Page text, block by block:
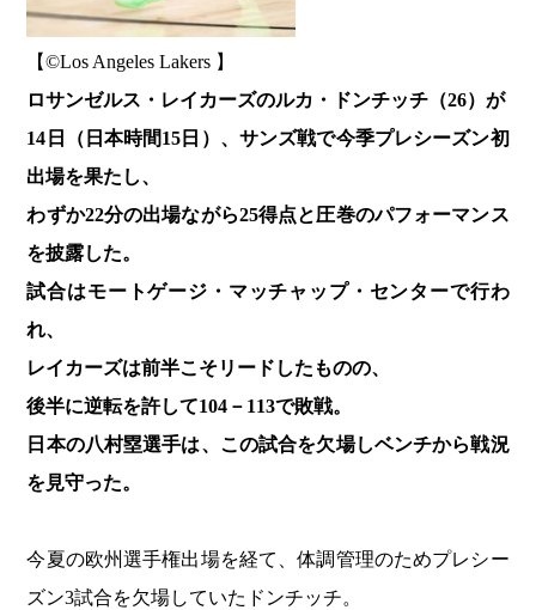
【©️Los Angeles Lakers 】
ロサンゼルス・レイカーズのルカ・ドンチッチ（26）が
14日（日本時間15日）、サンズ戦で今季プレシーズン初
出場を果たし、
わずか22分の出場ながら25得点と圧巻のパフォーマンス
を披露した。
試合はモートゲージ・マッチャップ・センターで行わ
れ、
レイカーズは前半こそリードしたものの、
後半に逆転を許して104－113で敗戦。
日本の八村塁選手は、この試合を欠場しベンチから戦況
を見守った。
今夏の欧州選手権出場を経て、体調管理のためプレシー
ズン3試合を欠場していたドンチッチ。